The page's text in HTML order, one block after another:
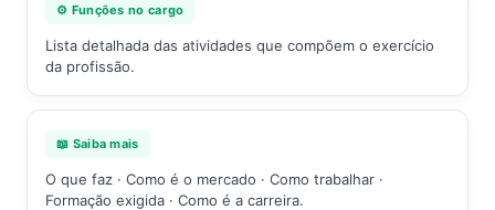
⚙️ Funções no cargo
Lista detalhada das atividades que compõem o exercício
da profissão.
📖 Saiba mais
O que faz · Como é o mercado · Como trabalhar ·
Formação exigida · Como é a carreira.